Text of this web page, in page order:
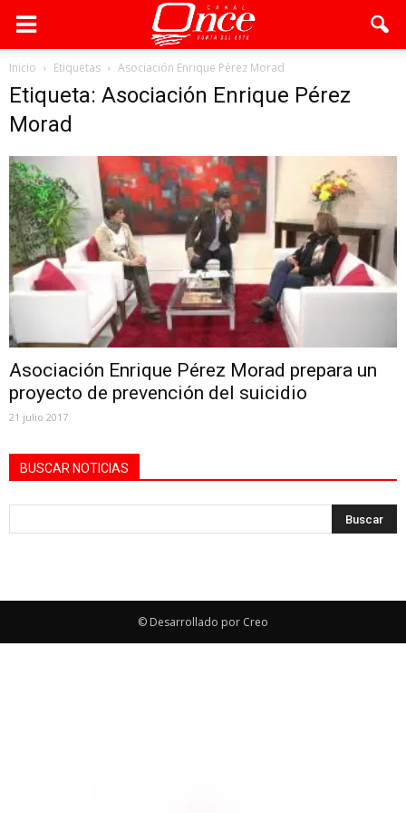
Inicio Etiquetas Asociación Enrique Pérez Morad
Etiqueta: Asociación Enrique Pérez
Morad
Asociación Enrique Pérez Morad prepara un
proyecto de prevención del suicidio
21 julio 2017
BUSCAR NOTICIAS
© Desarrollado por Creo